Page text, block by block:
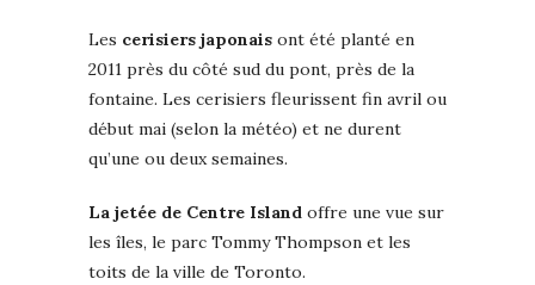
Les cerisiers japonais ont été planté en
2011 près du côté sud du pont, près de la
fontaine. Les cerisiers fleurissent fin avril ou
début mai (selon la météo) et ne durent
qu’une ou deux semaines.
La jetée de Centre Island offre une vue sur
les îles, le parc Tommy Thompson et les
toits de la ville de Toronto.